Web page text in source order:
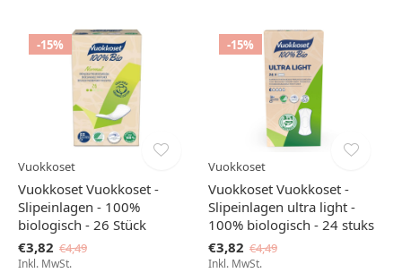
-15%
Vuokkoset
Vuokkoset Vuokkoset -
Slipeinlagen - 100%
biologisch - 26 Stück
€3,82 €4,49
Inkl. MwSt.
-15%
Vuokkoset
Vuokkoset Vuokkoset -
Slipeinlagen ultra light -
100% biologisch - 24 stuks
€3,82 €4,49
Inkl. MwSt.